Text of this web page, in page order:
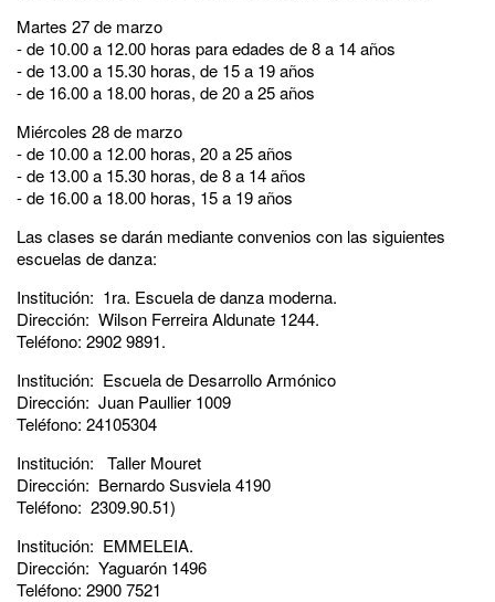
Martes 27 de marzo
- de 10.00 a 12.00 horas para edades de 8 a 14 años
- de 13.00 a 15.30 horas, de 15 a 19 años
- de 16.00 a 18.00 horas, de 20 a 25 años
Miércoles 28 de marzo
- de 10.00 a 12.00 horas, 20 a 25 años
- de 13.00 a 15.30 horas, de 8 a 14 años
- de 16.00 a 18.00 horas, 15 a 19 años
Las clases se darán mediante convenios con las siguientes
escuelas de danza:
Institución: 1ra. Escuela de danza moderna.
Dirección: Wilson Ferreira Aldunate 1244.
Teléfono: 2902 9891.
Institución: Escuela de Desarrollo Armónico
Dirección: Juan Paullier 1009
Teléfono: 24105304
Institución: Taller Mouret
Dirección: Bernardo Susviela 4190
Teléfono: 2309.90.51)
Institución: EMMELEIA.
Dirección: Yaguarón 1496
Teléfono: 2900 7521